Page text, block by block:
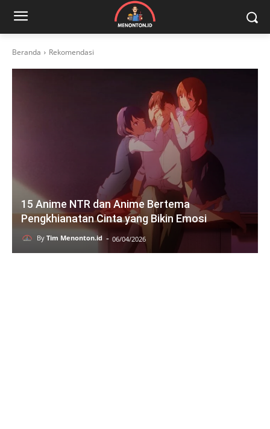
Beranda Rekomendasi
15 Anime NTR dan Anime Bertema
Pengkhianatan Cinta yang Bikin Emosi
By Tim Menonton.id - 06/04/2026